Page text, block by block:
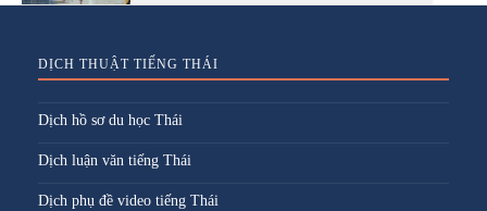
DỊCH THUẬT TIẾNG THÁI
Dịch hồ sơ du học Thái
Dịch luận văn tiếng Thái
Dịch phụ đề video tiếng Thái